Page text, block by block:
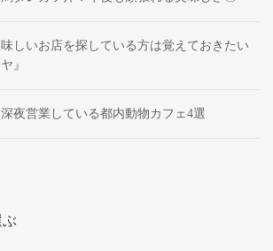
味しいお店を探している方は覚えておきたい
』
夜営業している都内動物カフェ4選